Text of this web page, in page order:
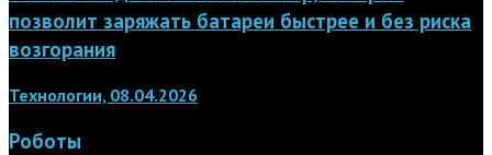
позволит заряжать батареи быстрее и без риска
возгорания
Технологии, 08.04.2026
Роботы